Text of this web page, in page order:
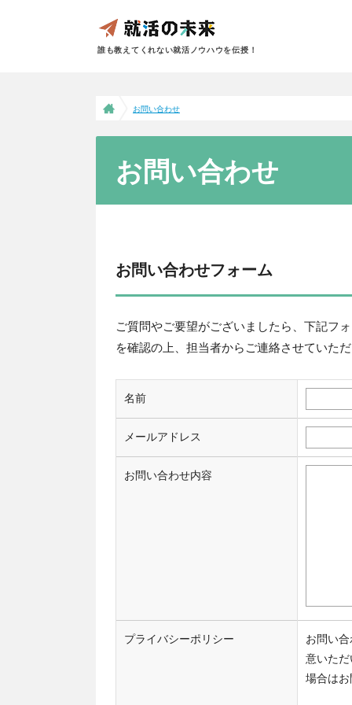
誰も教えてくれない就活ノウハウを伝授！
お問い合わせ
お問い合わせ
お問い合わせフォーム
ご質問やご要望がございましたら、下記フ
を確認の上、担当者からご連絡させていた
名前
メールアドレス
お問い合わせ内容
プライバシーポリシー
お問い
意いた
場合は